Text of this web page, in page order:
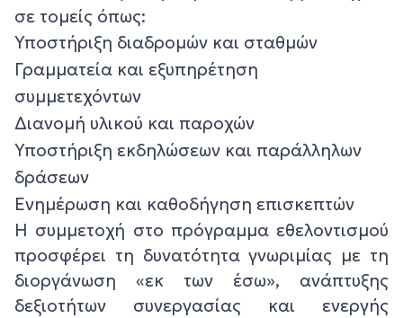
σε τομείς όπως:
Υποστήριξη διαδρομών και σταθμών
Γραμματεία και εξυπηρέτηση
συμμετεχόντων
Διανομή υλικού και παροχών
Υποστήριξη εκδηλώσεων και παράλληλων
δράσεων
Ενημέρωση και καθοδήγηση επισκεπτών
Η συμμετοχή στο πρόγραμμα εθελοντισμού
προσφέρει τη δυνατότητα γνωριμίας με τη
διοργάνωση «εκ των έσω», ανάπτυξης
δεξιοτήτων συνεργασίας και ενεργής